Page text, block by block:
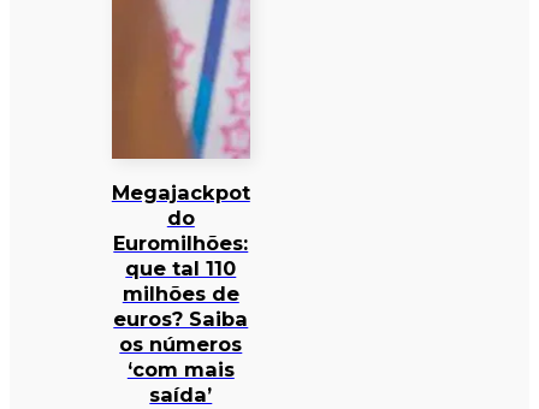
Megajackpot
do
Euromilhões:
que tal 110
milhões de
euros? Saiba
os números
‘com mais
saída’